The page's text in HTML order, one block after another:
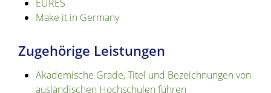
EURES
Make it in Germany
Zugehörige Leistungen
Akademische Grade, Titel und Bezeichnungen von
ausländischen Hochschulen führen